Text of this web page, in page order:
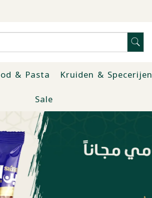
& Pasta Kruiden & Specerijen
Sale